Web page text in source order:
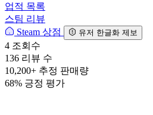
업적 목록
스팀 리뷰
Steam 상점
유저 한글화 제보
4 조회수
136 리뷰 수
10,200+ 추정 판매량
68% 긍정 평가